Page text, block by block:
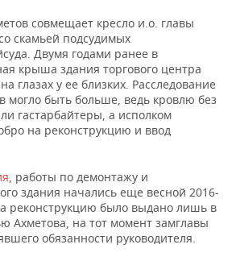
совмещает кресло и.о. главы
скамьей подсудимых
Двумя годами ранее в
крыша здания торгового центра
глазах у ее близких. Расследование
могло быть больше, ведь кровлю без
гастарбайтеры, а исполком
на реконструкцию и ввод
, работы по демонтажу и
здания начались еще весной 2016-
реконструкцию было выдано лишь в
Ахметова, на тот момент замглавы
обязанности руководителя.